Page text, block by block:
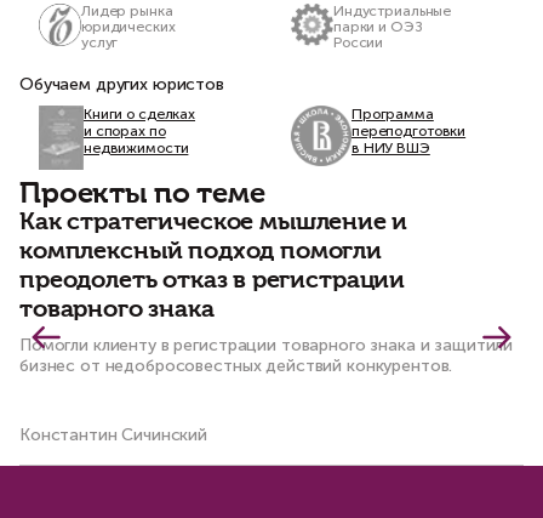
Лидер рынка
юридических
услуг
Индустриальные
парки и ОЭЗ
России
Обучаем других юристов
Книги о сделках
и спорах по
недвижимости
Программа
переподготовки
в НИУ ВШЭ
Проекты по теме
Как стратегическое мышление и
комплексный подход помогли
преодолеть отказ в регистрации
товарного знака
Помогли клиенту в регистрации товарного знака и защитили
бизнес от недобросовестных действий конкурентов.
Константин Сичинский